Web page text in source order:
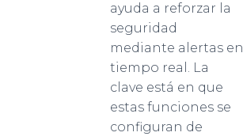
ayuda a reforzar la
seguridad
mediante alertas en
tiempo real. La
clave está en que
estas funciones se
configuran de